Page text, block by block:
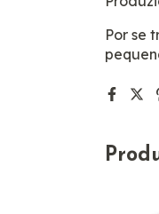
Por se